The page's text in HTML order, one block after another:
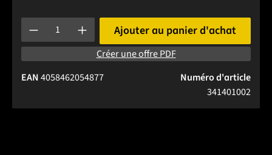
Quantité de produit : Entrez la quantité souhaitée ou
Ajouter au panier d'achat
Créer une offre PDF
Numéro d'article
341401002
EAN4058462054877